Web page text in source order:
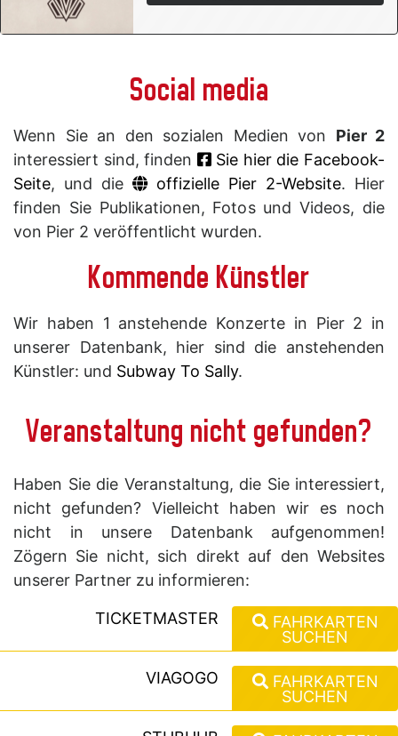
Social media
Wenn Sie an den sozialen Medien von Pier 2
interessiert sind, finden
Sie hier die Facebook-
Seite, und die offizielle Pier 2-Website. Hier
finden Sie Publikationen, Fotos und Videos, die
von Pier 2 veröffentlicht wurden.
Kommende Künstler
Wir haben 1 anstehende Konzerte in Pier 2 in
unserer Datenbank, hier sind die anstehenden
Künstler: und Subway To Sally.
Veranstaltung nicht gefunden?
Haben Sie die Veranstaltung, die Sie interessiert,
nicht gefunden? Vielleicht haben wir es noch
nicht in unsere Datenbank aufgenommen!
Zögern Sie nicht, sich direkt auf den Websites
unserer Partner zu informieren:
TICKETMASTER
FAHRKARTEN
SUCHEN
VIAGOGO
FAHRKARTEN
SUCHEN